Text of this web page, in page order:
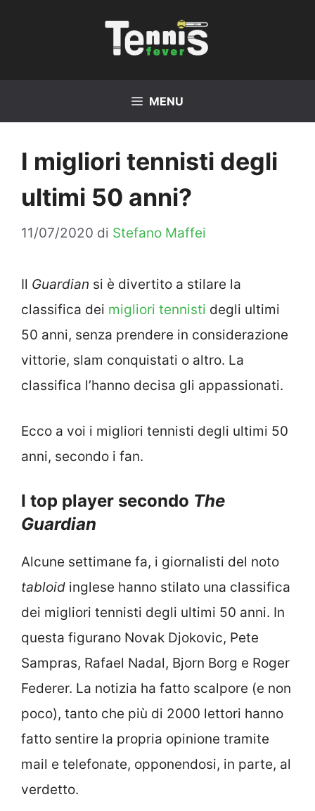
MENU
I migliori tennisti degli
ultimi 50 anni?
11/07/2020 di Stefano Maffei
Il Guardian si è divertito a stilare la
classifica dei migliori tennisti degli ultimi
50 anni, senza prendere in considerazione
vittorie, slam conquistati o altro. La
classifica l’hanno decisa gli appassionati.
Ecco a voi i migliori tennisti degli ultimi 50
anni, secondo i fan.
I top player secondo The
Guardian
Alcune settimane fa, i giornalisti del noto
tabloid inglese hanno stilato una classifica
dei migliori tennisti degli ultimi 50 anni. In
questa figurano Novak Djokovic, Pete
Sampras, Rafael Nadal, Bjorn Borg e Roger
Federer. La notizia ha fatto scalpore (e non
poco), tanto che più di 2000 lettori hanno
fatto sentire la propria opinione tramite
mail e telefonate, opponendosi, in parte, al
verdetto.